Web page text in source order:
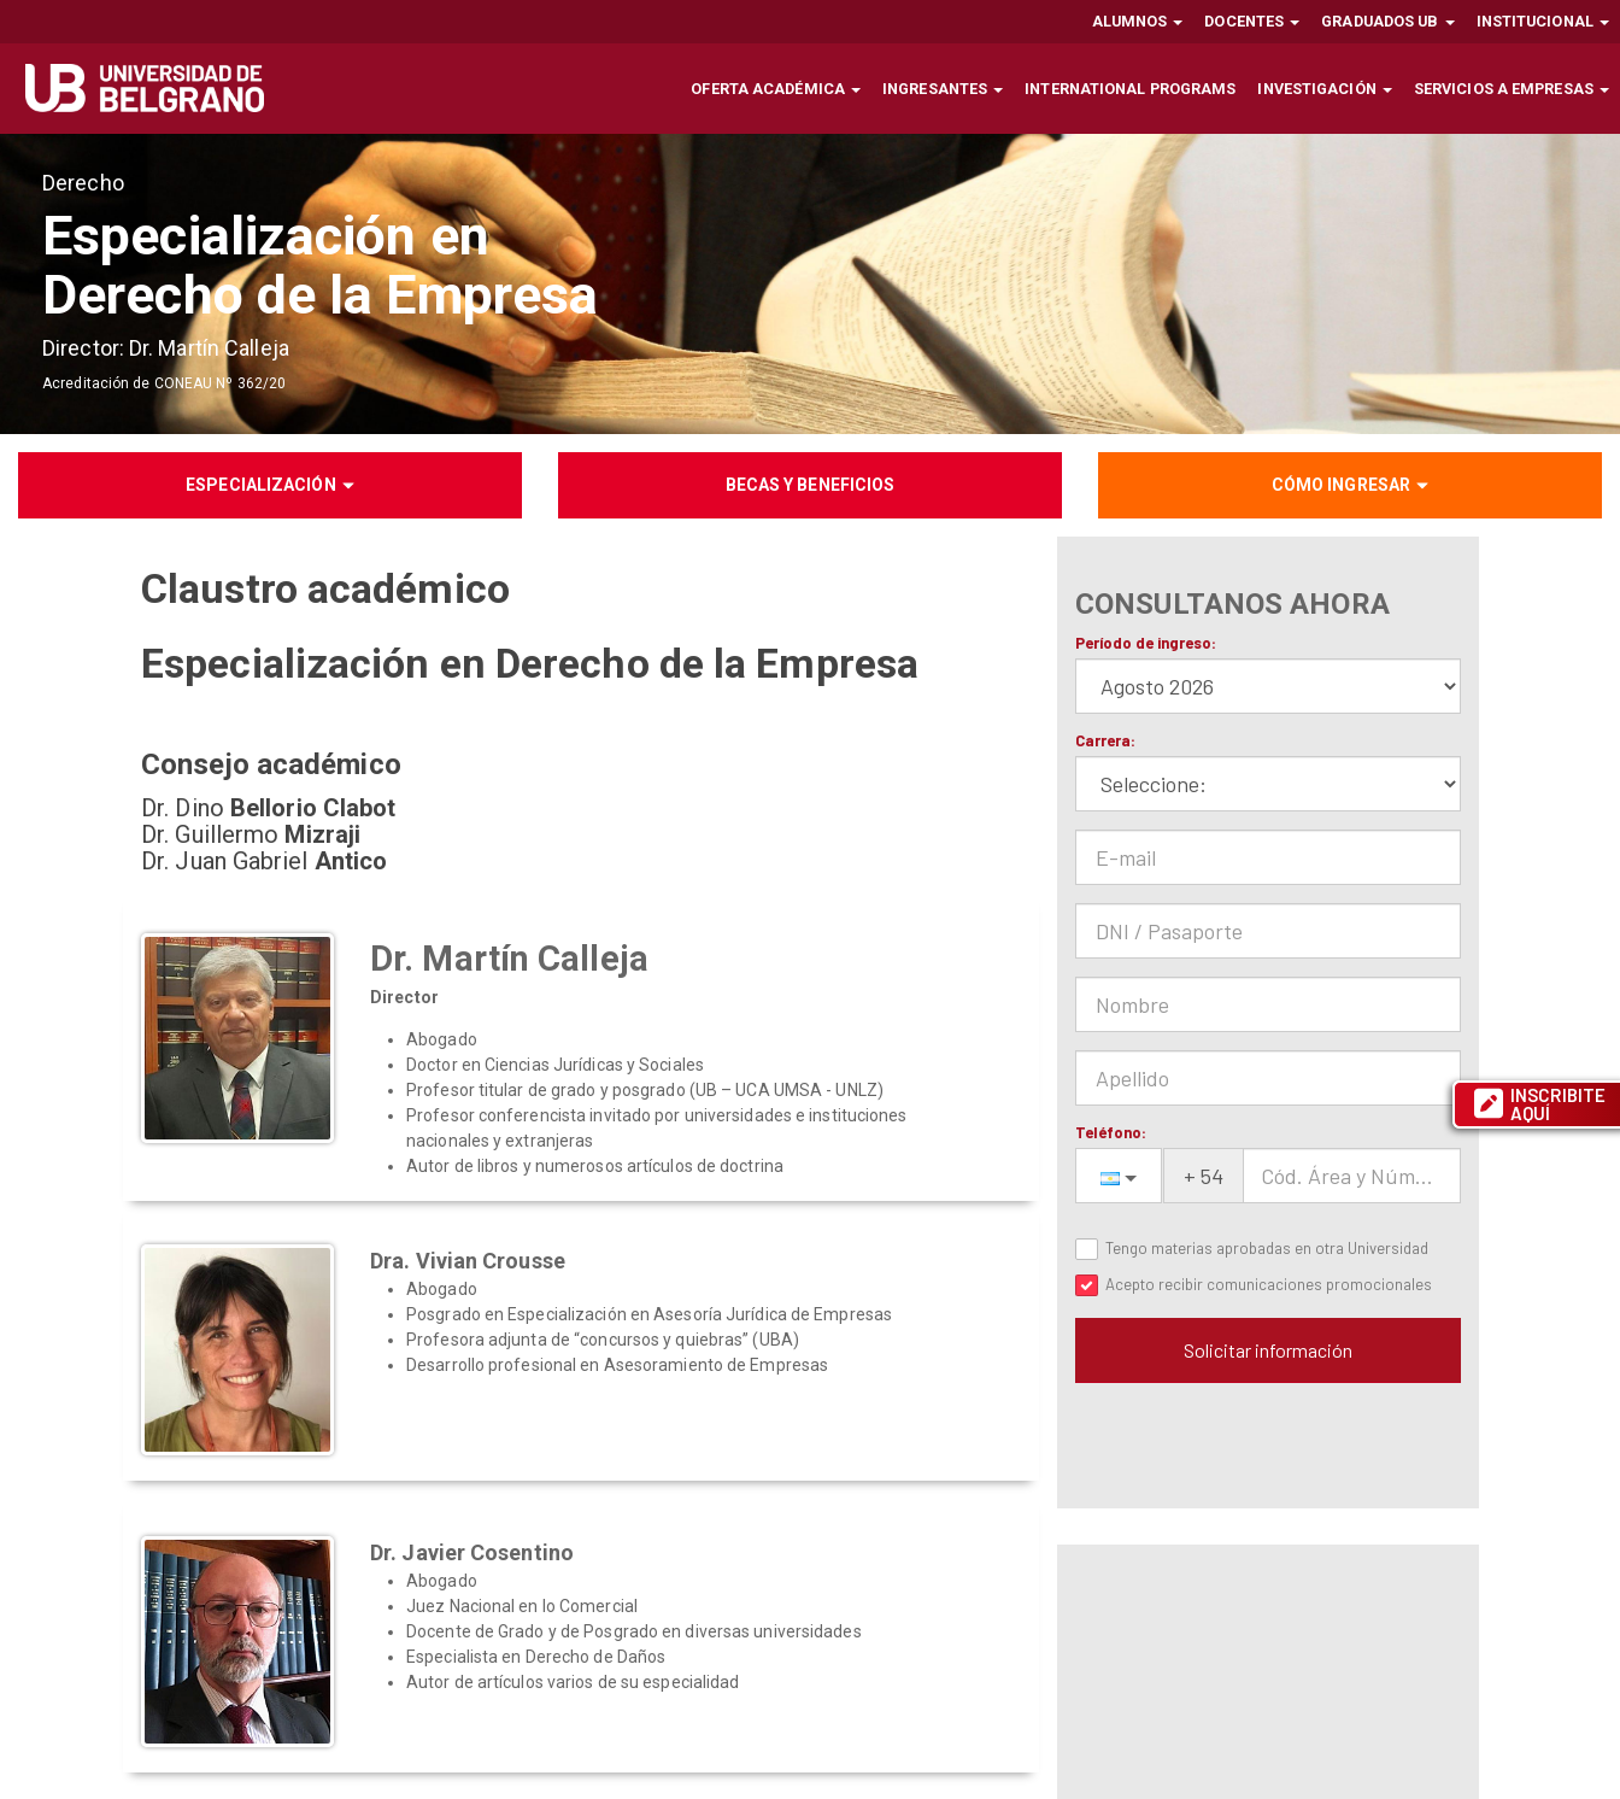
principal
Secondary
navigation
ALUMNOS DOCENTES GRADUADOS UB INSTITUCIONAL
Navegación principal OFERTA ACADÉMICA INGRESANTES INTERNATIONAL PROGRAMS INVESTIGACIÓN SERVICIOS A EMPRESAS
Derecho
Especialización en
Derecho de la Empresa
Director: Dr. Martín Calleja
Acreditación de CONEAU Nº 362/20
ESPECIALIZACIÓN BECAS Y BENEFICIOS CÓMO INGRESAR
Claustro académico
Especialización en Derecho de la Empresa
Consejo académico
Dr. Dino Bellorio Clabot
Dr. Guillermo Mizraji
Dr. Juan Gabriel Antico
Dr. Martín Calleja
Director
Abogado
Doctor en Ciencias Jurídicas y Sociales
Profesor titular de grado y posgrado (UB – UCA UMSA - UNLZ)
Profesor conferencista invitado por universidades e instituciones
nacionales y extranjeras
Autor de libros y numerosos artículos de doctrina
Dra. Vivian Crousse
Abogado
Posgrado en Especialización en Asesoría Jurídica de Empresas
Profesora adjunta de “concursos y quiebras” (UBA)
Desarrollo profesional en Asesoramiento de Empresas
Dr. Javier Cosentino
Abogado
Juez Nacional en lo Comercial
Docente de Grado y de Posgrado en diversas universidades
Especialista en Derecho de Daños
Autor de artículos varios de su especialidad
CONSULTANOS AHORA
INSCRIBITE
AQUÍ